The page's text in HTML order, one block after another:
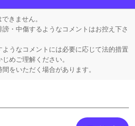
！」→ おしり振りながら「いーやーヤダヤダ」した結果ガチめにしばかれる
きません。
謗・中傷するようなコメントはお控え下さ
ようなコメントには必要に応じて法的措置
めご理解ください。
をいただく場合があります。